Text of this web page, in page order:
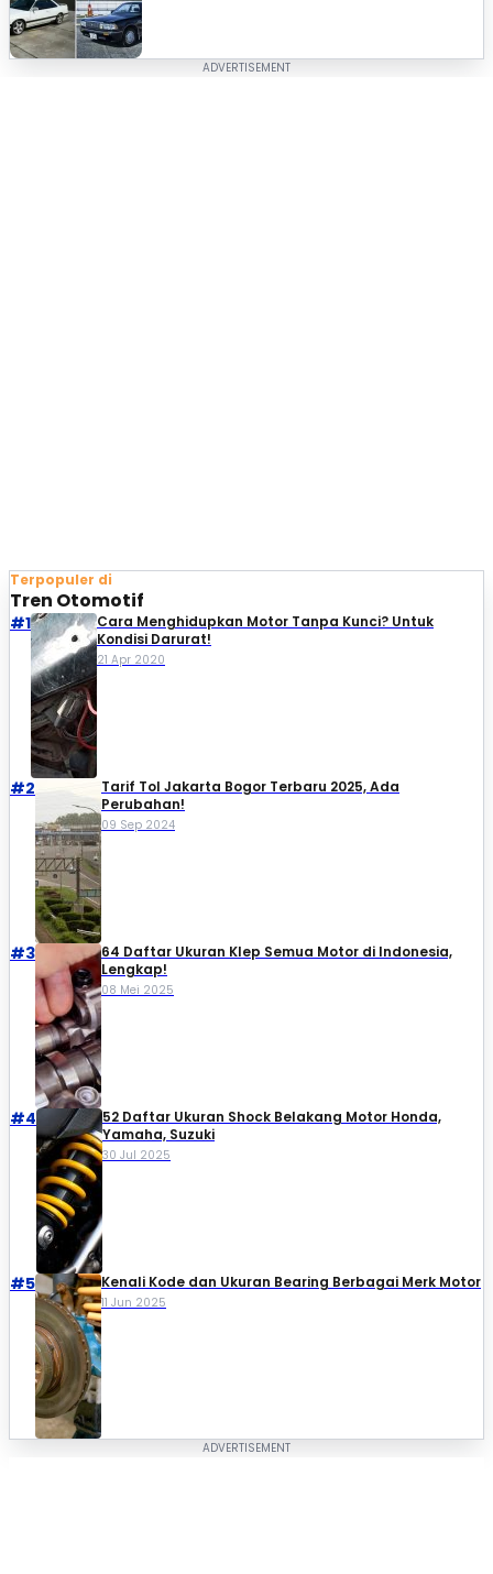
Terpopuler di
Tren Otomotif
#1
Cara Menghidupkan Motor Tanpa Kunci? Untuk
Kondisi Darurat!
21 Apr 2020
#2
Tarif Tol Jakarta Bogor Terbaru 2025, Ada
Perubahan!
09 Sep 2024
#3
64 Daftar Ukuran Klep Semua Motor di Indonesia,
Lengkap!
08 Mei 2025
#4
52 Daftar Ukuran Shock Belakang Motor Honda,
Yamaha, Suzuki​
30 Jul 2025
#5 Kenali Kode dan Ukuran Bearing Berbagai Merk Motor
11 Jun 2025